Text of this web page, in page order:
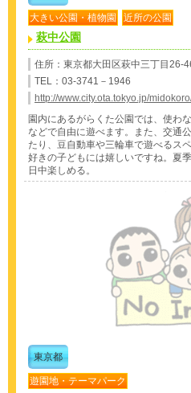
大きい公園・植物園 近所の公園
萩中公園
住所：東京都大田区萩中三丁目26-
TEL：03-3741－1946
http://www.city.ota.tokyo.jp/
園内にあるがらくた公園では、使わ
などで自由に遊べます。また、交通
たり、豆自動車や三輪車で遊べるス
好きの子どもには嬉しいですね。夏
日中楽しめる。
東京都
遊園地・テーマパーク